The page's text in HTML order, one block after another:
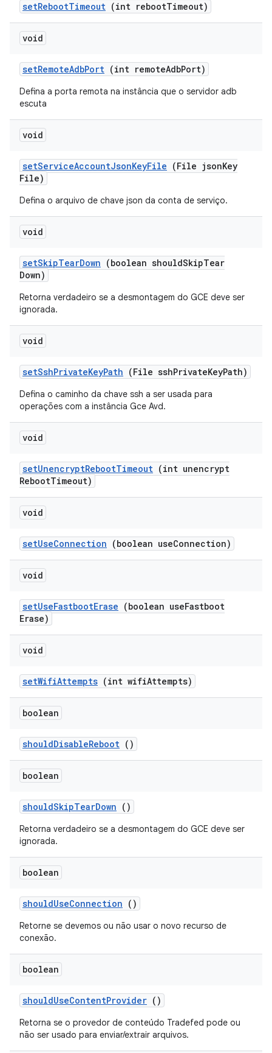
setRebootTimeout (int rebootTimeout)
void
setRemoteAdbPort (int remoteAdbPort)
Defina a porta remota na instância que o servidor adb
escuta
void
setServiceAccountJsonKeyFile (File jsonKey
File)
Defina o arquivo de chave json da conta de serviço.
void
setSkipTearDown (boolean shouldSkipTear
Down)
Retorna verdadeiro se a desmontagem do GCE deve ser
ignorada.
void
setSshPrivateKeyPath (File sshPrivateKeyPath)
Defina o caminho da chave ssh a ser usada para
operações com a instância Gce Avd.
void
setUnencryptRebootTimeout (int unencrypt
RebootTimeout)
void
setUseConnection (boolean useConnection)
void
setUseFastbootErase (boolean useFastboot
Erase)
void
setWifiAttempts (int wifiAttempts)
boolean
shouldDisableReboot ()
boolean
shouldSkipTearDown ()
Retorna verdadeiro se a desmontagem do GCE deve ser
ignorada.
boolean
shouldUseConnection ()
Retorne se devemos ou não usar o novo recurso de
conexão.
boolean
shouldUseContentProvider ()
Retorna se o provedor de conteúdo Tradefed pode ou
não ser usado para enviar/extrair arquivos.